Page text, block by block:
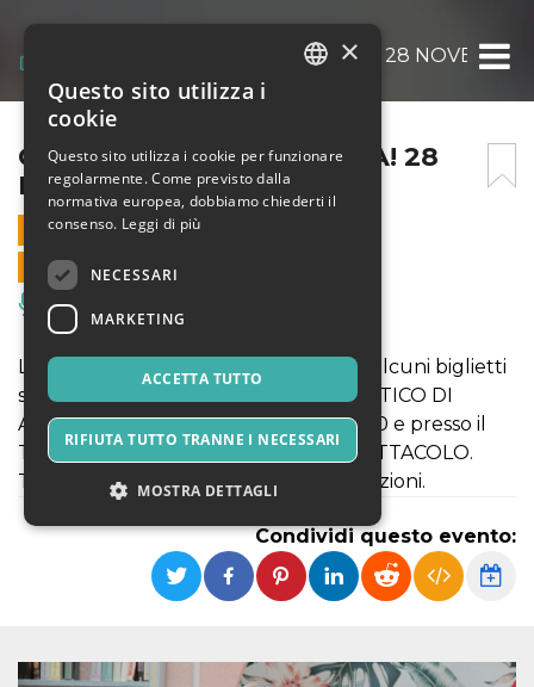
CHE SPIRITO ME SUOCERA! 28
CHE SPIRITO ME SUOCERA! 28
NOVEMBRE 2021
28 NOVEMBRE 2021 - 16:45
VENDITE ONLINE TERMINATE
Musica, Eventi Live, Club
Le vendite online sono terminate ma alcuni biglietti
sono disponibili presso UFFICIO TURISTICO DI
ASOLO, Sabato 27 dalle 10,30 alle 12,30 e presso il
Teatro da 2 ore prima dell'INIZIO SPETTACOLO.
TELEFONARE 335466824 per informazioni.
Condividi questo evento:
×
Questo sito utilizza i
cookie
Questo sito utilizza i cookie per funzionare
regolarmente. Come previsto dalla
normativa europea, dobbiamo chiederti il
consenso. Leggi di più
NECESSARI
MARKETING
ACCETTA TUTTO
RIFIUTA TUTTO TRANNE I NECESSARI
MOSTRA DETTAGLI
Necessari Marketing
servizi qui presenti non potranno funzionare
senza.